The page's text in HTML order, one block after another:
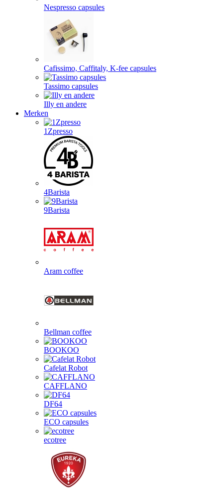
Nespresso capsules
Cafissimo, Caffitaly, K-fee capsules
Tassimo capsules
Illy en andere
Merken
1Zpresso
4Barista
9Barista
Aram coffee
Bellman coffee
BOOKOO
Cafelat Robot
CAFFLANO
DF64
ECO capsules
ecotree